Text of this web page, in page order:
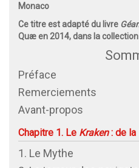
Monaco
Ce titre est adapté du livre
Quæ en 2014, dans la
Préface
Remerciements
Avant-propos
Chapitre 1. Le Kraken: de la
1. Le Mythe